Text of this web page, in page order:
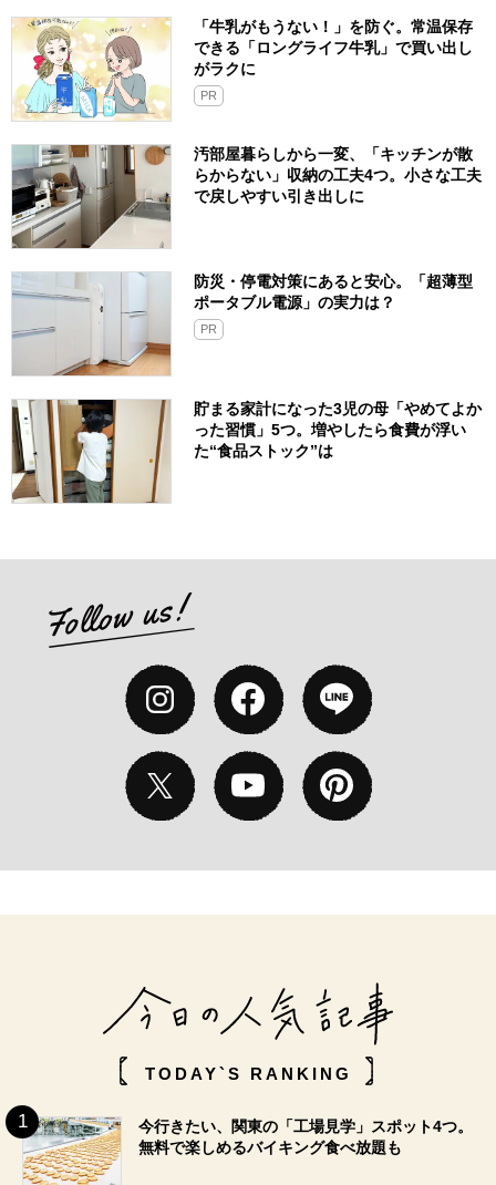
「牛乳がもうない！」を防ぐ。常温保存
できる「ロングライフ牛乳」で買い出し
がラクに
PR
汚部屋暮らしから一変、「キッチンが散
らからない」収納の工夫4つ。小さな工夫
で戻しやすい引き出しに
防災・停電対策にあると安心。「超薄型
ポータブル電源」の実力は？​
PR
貯まる家計になった3児の母「やめてよか
った習慣」5つ。増やしたら食費が浮い
た“食品ストック”は
TODAY`S RANKING
今行きたい、関東の「工場見学」スポット4つ。
無料で楽しめるバイキング食べ放題も